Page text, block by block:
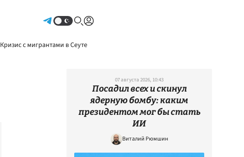
Кризис с мигрантами в Сеуте
07 августа 2026, 10:43
Посадил всех и скинул
ядерную бомбу: каким
президентом мог бы стать
ИИ
Виталий Рюмшин